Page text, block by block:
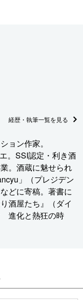
経歴・執筆一覧を見る
ョン作家。
。SSI認定・利き酒
。酒蔵に魅せられ
」（プレジデン
どに寄稿。著書に
酒屋たち』（ダイ
進化と熱狂の時